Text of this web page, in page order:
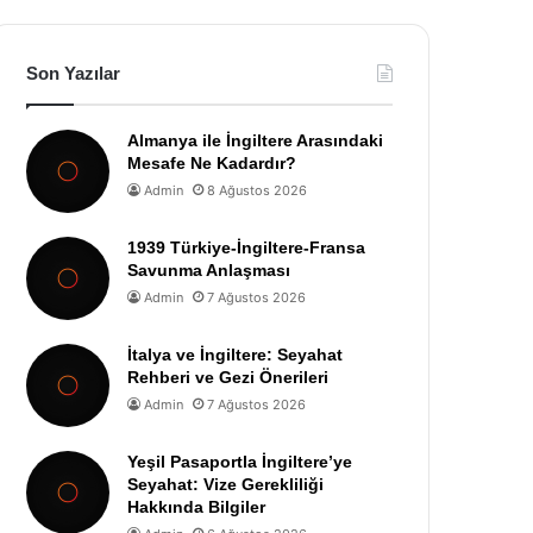
Son Yazılar
Almanya ile İngiltere Arasındaki
Mesafe Ne Kadardır?
Admin 8 Ağustos 2026
1939 Türkiye-İngiltere-Fransa
Savunma Anlaşması
Admin 7 Ağustos 2026
İtalya ve İngiltere: Seyahat
Rehberi ve Gezi Önerileri
Admin 7 Ağustos 2026
Yeşil Pasaportla İngiltere’ye
Seyahat: Vize Gerekliliği
Hakkında Bilgiler